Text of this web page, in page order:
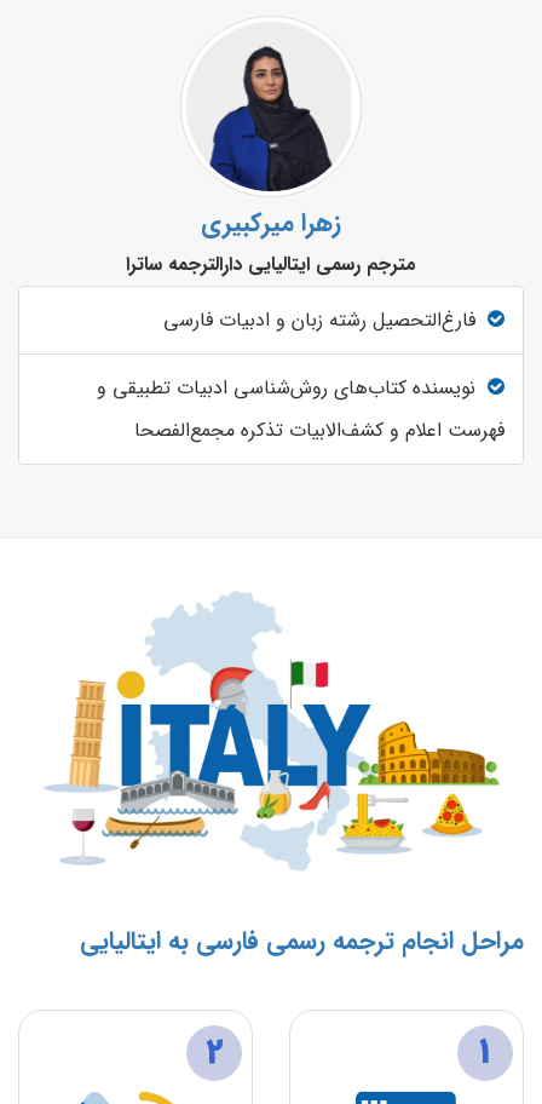
زهرا میرکبیری
مترجم رسمی ایتالیایی دارالترجمه ساترا
فارغ‌التحصیل رشته زبان و ادبیات فارسی
نویسنده کتاب‌های روش‌شناسی ادبیات تطبیقی و
فهرست اعلام و کشف‌الابیات تذکره مجمع‌الفصحا
مراحل انجام ترجمه رسمی فارسی به ایتالیایی
1
2